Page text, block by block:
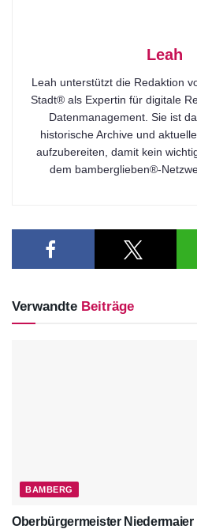
Leah
Leah unterstützt die Redaktion
Stadt® als Expertin für digitale
Datenmanagement. Sie ist
historische Archive und
aufzubereiten, damit kein
dem bamberglieben®-
Verwandte Beiträge
BAMBERG
Oberbürgermeister